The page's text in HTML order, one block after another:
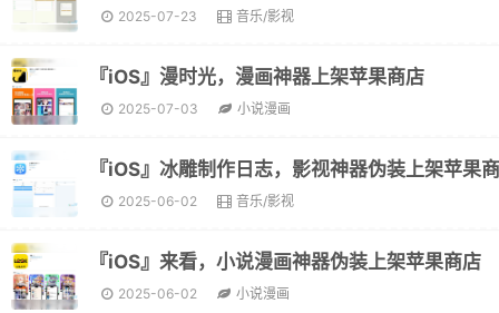
2025-07-23 音乐/影视
『iOS』漫时光，漫画神器上架苹果商店
2025-07-03 小说漫画
『iOS』冰雕制作日志，影视神器伪装上架苹果
2025-06-02 音乐/影视
『iOS』来看，小说漫画神器伪装上架苹果商店
2025-06-02 小说漫画